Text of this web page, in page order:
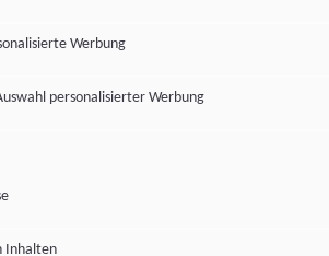
Werbung
personalisierter Werbung
Inhalten